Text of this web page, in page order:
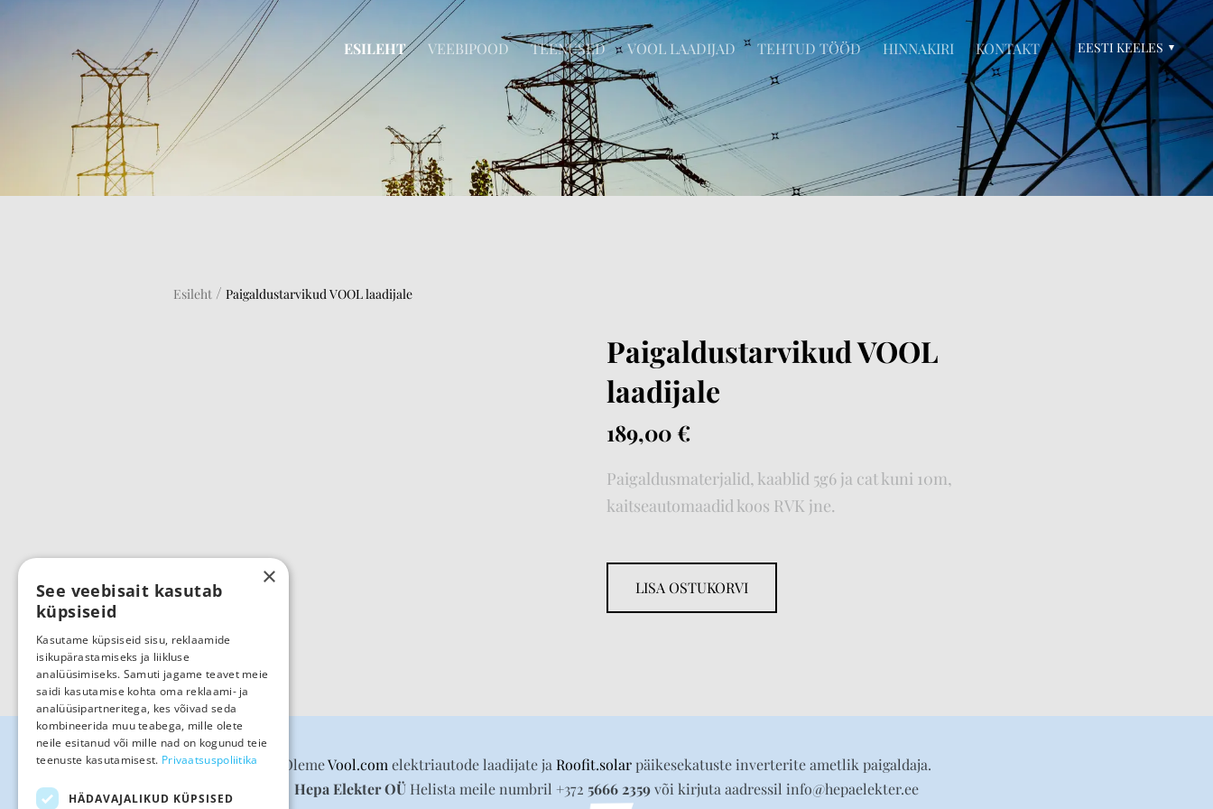
ESILEHT VEEBIPOOD TEENUSED VOOL LAADIJAD TEHTUD TÖÖD HINNAKIRI KONTAKT EESTI KEELES
Esileht / Paigaldustarvikud VOOL laadijale
Paigaldustarvikud VOOL
laadijale
189,00 €
Paigaldusmaterjalid, kaablid 5g6 ja cat kuni 10m,
kaitseautomaadid koos RVK jne.
LISA OSTUKORVI
OlemeVool.com elektriautode laadijate ja Roofit.solarpäikesekatuste inverterite ametlik paigaldaja.
Hepa Elekter OÜ Helista meile numbril +372 5666 2359või kirjuta aadressil info@hepaelekter.ee
×
See veebisait kasutab
küpsiseid
Kasutame küpsiseid sisu, reklaamide
isikupärastamiseks ja liikluse
analüüsimiseks. Samuti jagame teavet meie
saidi kasutamise kohta oma reklaami- ja
analüüsipartneritega, kes võivad seda
kombineerida muu teabega, mille olete
neile esitanud või mille nad on kogunud teie
teenuste kasutamisest. Privaatsuspoliitika
HÄDAVAJALIKUD KÜPSISED